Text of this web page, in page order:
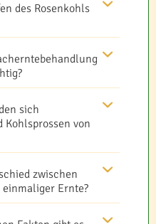
des Rosenkohls
sich
Kohlsprossen von
zwischen
Ernte?